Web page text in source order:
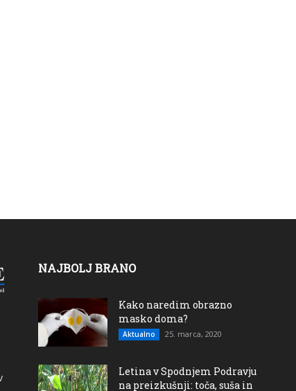
NAJBOLJ BRANO
Kako naredim obrazno
masko doma?
Aktualno 25. marca, 2020
Letina v Spodnjem Podravju
na preizkušnji: toča, suša in